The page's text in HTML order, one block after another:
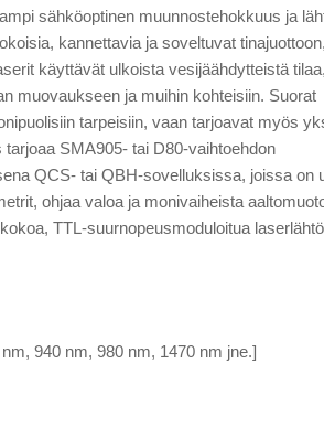
sähköoptinen muunnostehokkuus ja
kannettavia ja soveltuvat
käyttävät ulkoista vesijäähdytteistä
muovaukseen ja muihin kohteisiin. Suorat
tarpeisiin, vaan tarjoavat myös
SMA905- tai D80-vaihtoehdon
QCS- tai QBH-sovelluksissa, joissa on
ohjaa valoa ja monivaiheista
TTL-suurnopeusmoduloitua
940 nm, 980 nm, 1470 nm jne.]